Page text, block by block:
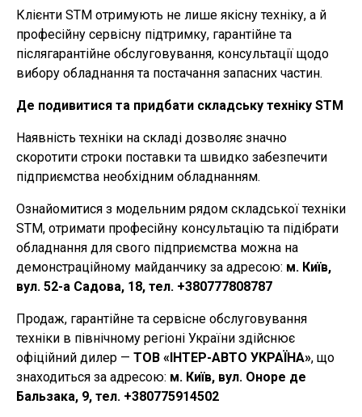
Клієнти STM отримують не лише якісну техніку, а й
професійну сервісну підтримку, гарантійне та
післягарантійне обслуговування, консультації щодо
вибору обладнання та постачання запасних частин.
Де подивитися та придбати складську техніку STM
Наявність техніки на складі дозволяє значно
скоротити строки поставки та швидко забезпечити
підприємства необхідним обладнанням.
Ознайомитися з модельним рядом складської техніки
STM, отримати професійну консультацію та підібрати
обладнання для свого підприємства можна на
демонстраційному майданчику за адресою: м. Київ,
вул. 52-а Садова, 18, тел. +380777808787
Продаж, гарантійне та сервісне обслуговування
техніки в північному регіоні України здійснює
офіційний дилер — ТОВ «ІНТЕР-АВТО УКРАЇНА», що
знаходиться за адресою: м. Київ, вул. Оноре де
Бальзака, 9, тел. +380775914502